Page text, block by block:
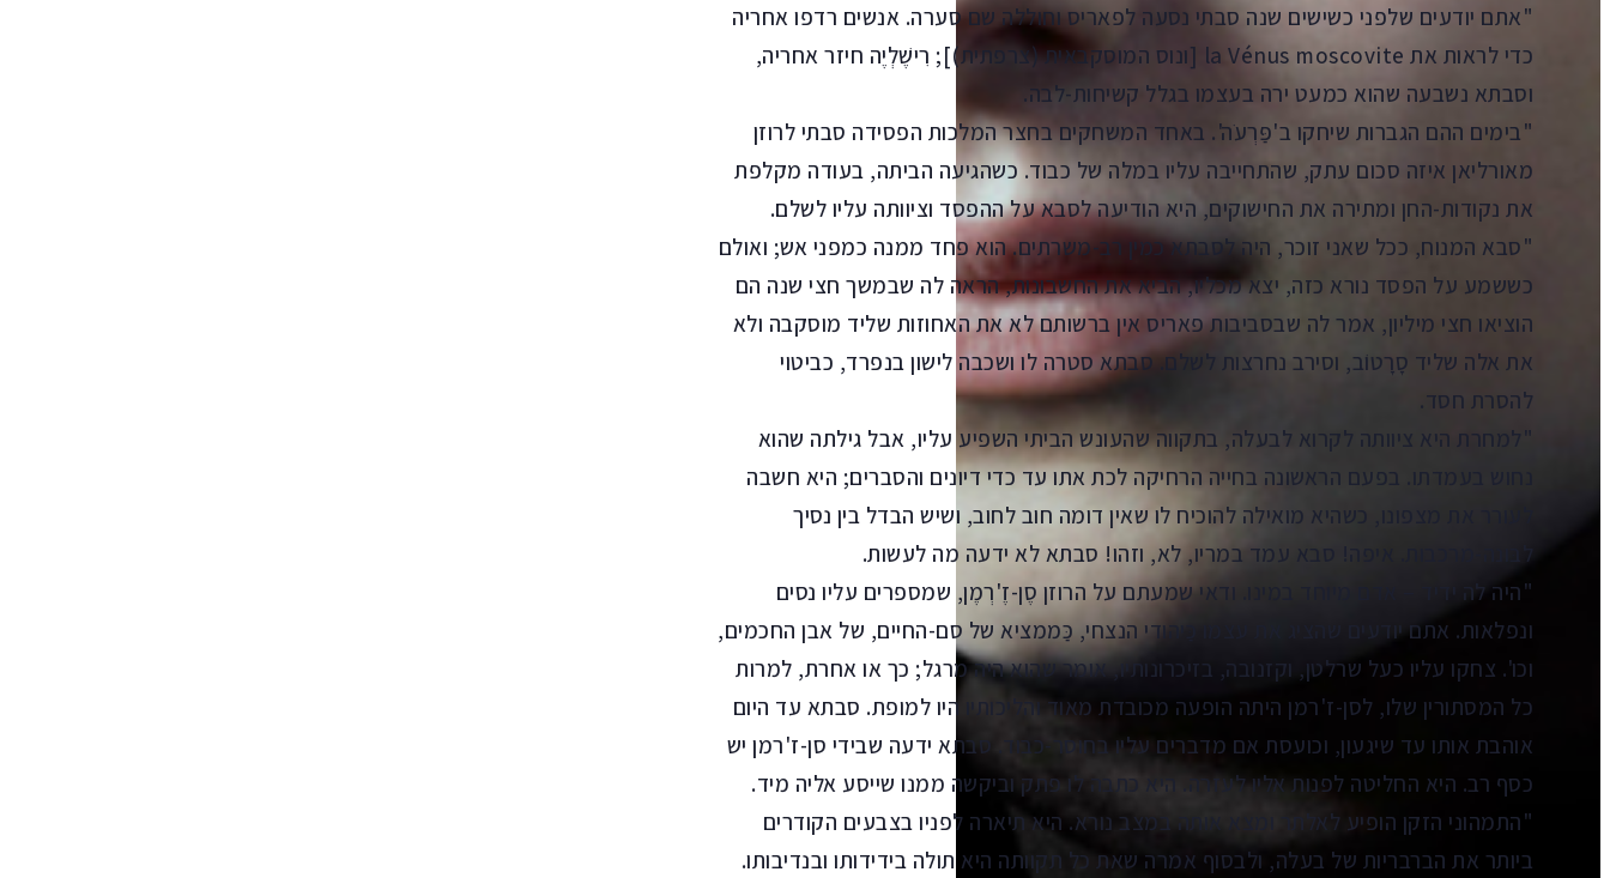
"אתם יודעים שלפני כשישים שנה סבתי נסעה לפאריס וחוללה שם סערה. אנשים רדפו אחריה
כדי לראות את la Vénus moscovite [ונוס המוסקבאית (צרפתית)]; רִישֶׁלְיֶה חיזר אחריה,
וסבתא נשבעה שהוא כמעט ירה בעצמו בגלל קשיחות-לבה.
"בימים ההם הגברות שיחקו ב'פַּרְעֹה'. באחד המשחקים בחצר המלכות הפסידה סבתי לרוזן
מאורליאן איזה סכום עתק, שהתחייבה עליו במלה של כבוד. כשהגיעה הביתה, בעודה מקלפת
את נקודות-החן ומתירה את החישוקים, היא הודיעה לסבא על ההפסד וציוותה עליו לשלם.
"סבא המנוח, ככל שאני זוכר, היה לסבתא כמין רב-משרתים. הוא פחד ממנה כמפני אש; ואולם
כששמע על הפסד נורא כזה, יצא מכליו, הביא את החשבונות, הראה לה שבמשך חצי שנה הם
הוציאו חצי מיליון, אמר לה שבסביבות פאריס אין ברשותם לא את האחוזות שליד מוסקבה ולא
את אלה שליד סָרָטוֹב, וסירב נחרצות לשלם. סבתא סטרה לו ושכבה לישון בנפרד, כביטוי
להסרת חסד.
"למחרת היא ציוותה לקרוא לבעלה, בתקווה שהעונש הביתי השפיע עליו, אבל גילתה שהוא
נחוש בעמדתו. בפעם הראשונה בחייה הרחיקה לכת אתו עד כדי דיונים והסברים; היא חשבה
לעורר את מצפונו, כשהיא מואילה להוכיח לו שאין דומה חוב לחוב, ושיש הבדל בין נסיך
לבּונה-מרכבות. איפה! סבא עמד במריו, לא, וזהו! סבתא לא ידעה מה לעשות.
"היה לה ידיד – אדם מיוחד במינו. ודאי שמעתם על הרוזן סֶן-זֶ'רְמֶן, שמספרים עליו נסים
ונפלאות. אתם יודעים שהציג את עצמו כַּיהודי הנצחי, כַּממציא של סם-החיים, של אבן החכמים,
וכו'. צחקו עליו כעל שרלטן, וקזנובה, בזיכרונותיו, אומר שהוא היה מרגל; כך או אחרת, למרות
כל המסתורין שלו, לסן-ז'רמן היתה הופעה מכובדת מאוד והליכותיו היו למופת. סבתא עד היום
אוהבת אותו עד שיגעון, וכועסת אם מדברים עליו בחוסר-כבוד. סבתא ידעה שבידי סן-ז'רמן יש
כסף רב. היא החליטה לפנות אליו לעזרה. היא כתבה לו פתק וביקשה ממנו שייסע אליה מיד.
"התמהוני הזקן הופיע לאלתר ומצא אותה במצב נורא. היא תיארה לפניו בצבעים הקודרים
ביותר את הברבריות של בעלה, ולבסוף אמרה שאת כל תקוותה היא תולה בידידותו ובנדיבותו.